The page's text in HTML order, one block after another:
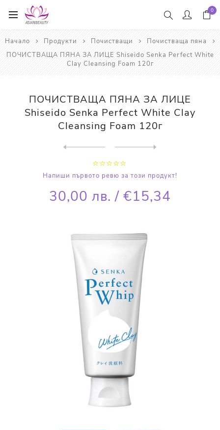
0
Начало Продукти Почистващи
Почистваща пяна
ПОЧИСТВАЩА ПЯНА ЗА ЛИЦЕ Shiseido Senka Perfect White
Clay Cleansing Foam 120г
ПОЧИСТВАЩА ПЯНА ЗА ЛИЦЕ
Shiseido Senka Perfect White Clay
Cleansing Foam 120г
Напиши първото ревю за този продукт!
30,00 лв. / €15,34